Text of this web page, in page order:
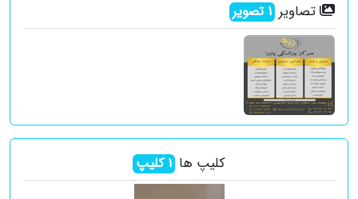
تصاویر 1تصویر
کلیپ ها 1کلیپ